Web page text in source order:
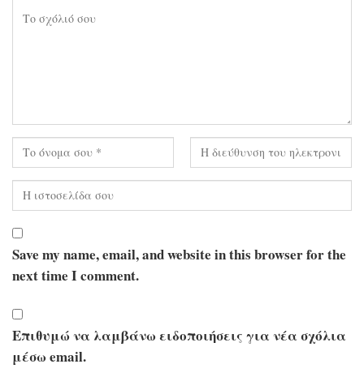
Save my name, email, and website in this browser for the
next time I comment.
Επιθυμώ να λαμβάνω ειδοποιήσεις για νέα σχόλια
μέσω email.